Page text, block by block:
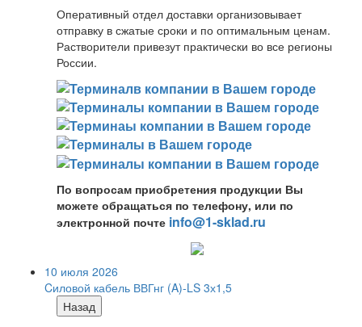
Оперативный отдел доставки организовывает
отправку в сжатые сроки и по оптимальным ценам.
Растворители привезут практически во все регионы
России.
По вопросам приобретения продукции Вы
можете обращаться по телефону, или по
электронной почте info@1-sklad.ru
10 июля 2026
Cиловой кабель ВВГнг (A)-LS 3х1,5
Назад